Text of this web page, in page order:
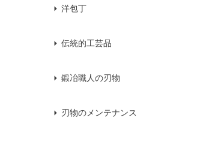
洋包丁
伝統的工芸品
鍛冶職人の刃物
刃物のメンテナンス